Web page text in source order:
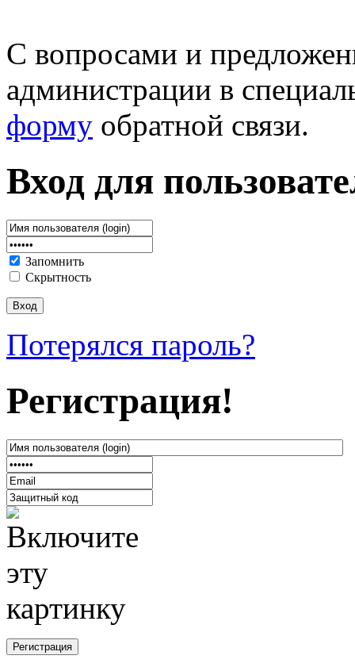
С вопросами и
администрации в
форму обратной связи.
Вход для
Запомнить
Скрытность
Потерялся пароль?
Регистрация!